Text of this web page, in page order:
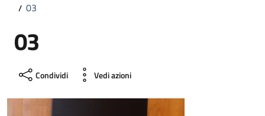
03
03
Condividi Vedi azioni